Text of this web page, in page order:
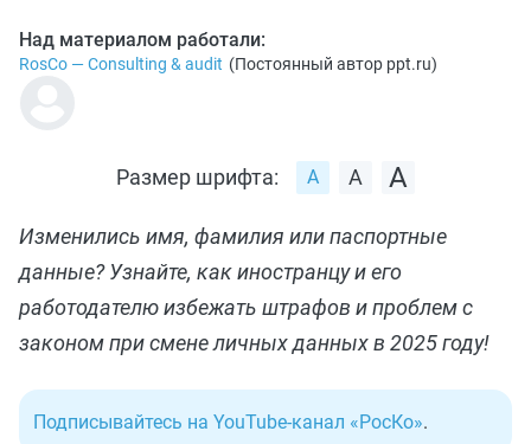
Над материалом работали:
RosCo — Consulting & audit (Постоянный автор ppt.ru)
Размер шрифта:
Изменились имя, фамилия или паспортные
данные? Узнайте, как иностранцу и его
работодателю избежать штрафов и проблем с
законом при смене личных данных в 2025 году!
Подписывайтесь на YouTube-канал «РосКо».